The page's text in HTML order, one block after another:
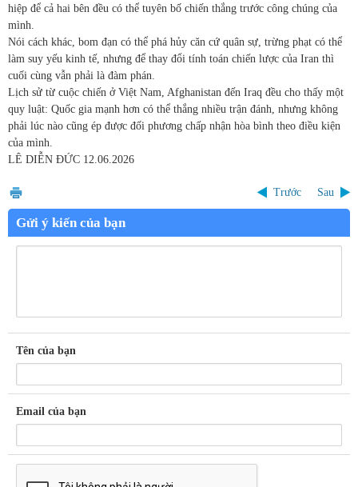
hiệp để cả hai bên đều có thể tuyên bố chiến thắng trước công chúng của
mình.
Nói cách khác, bom đạn có thể phá hủy căn cứ quân sự, trừng phạt có thể
làm suy yếu kinh tế, nhưng để thay đổi tính toán chiến lược của Iran thì
cuối cùng vẫn phải là đàm phán.
Lịch sử từ cuộc chiến ở Việt Nam, Afghanistan đến Iraq đều cho thấy một
quy luật: Quốc gia mạnh hơn có thể thắng nhiều trận đánh, nhưng không
phải lúc nào cũng ép được đối phương chấp nhận hòa bình theo điều kiện
của mình.
LÊ DIỄN ĐỨC 12.06.2026
Trước Sau
Gửi ý kiến của bạn
Tên của bạn
Email của bạn